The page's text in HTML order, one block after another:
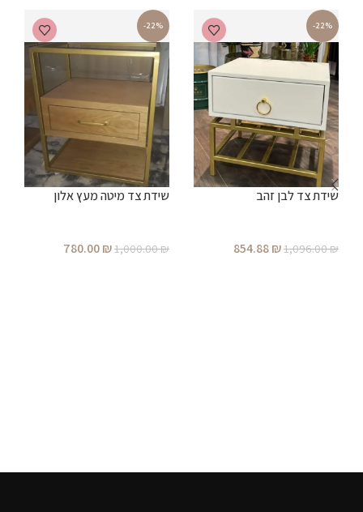
-22%
שידת צד לבן זהב
1,096.00₪
854.88₪
-22%
שידת צד מיטה מעץ אלון
1,000.00₪
780.00₪